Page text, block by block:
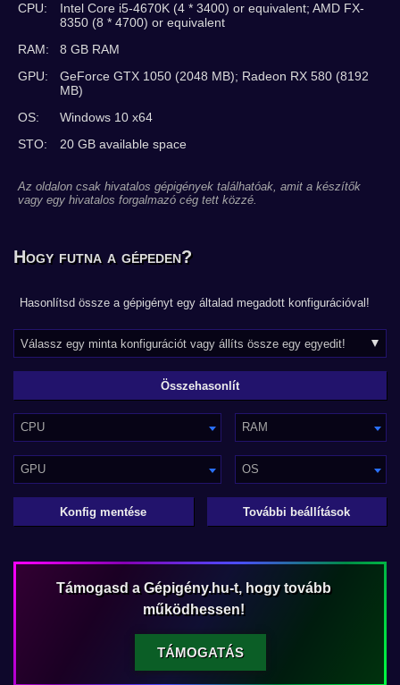
CPU:
Intel Core i5-4670K (4 * 3400) or equivalent; AMD FX-
8350 (8 * 4700) or equivalent
RAM:
8 GB RAM
GPU:
GeForce GTX 1050 (2048 MB); Radeon RX 580 (8192
MB)
OS:
Windows 10 x64
STO:
20 GB available space
Az oldalon csak hivatalos gépigények találhatóak, amit a készítők
vagy egy hivatalos forgalmazó cég tett közzé.
Hogy futna a gépeden?
Hasonlítsd össze a gépigényt egy általad megadott konfigurációval!
CPU RAM
GPU OS
Konfig mentése További beállítások
Támogasd a Gépigény.hu-t, hogy tovább
működhessen!
TÁMOGATÁS